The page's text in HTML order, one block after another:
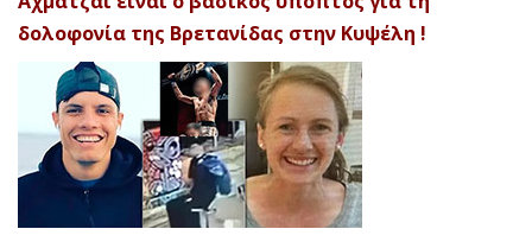
δολοφονία της Βρετανίδας στην Κυψέλη !